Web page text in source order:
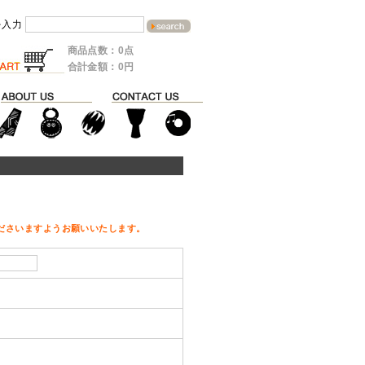
力
商品点数：0点
合計金額：0円
いますようお願いいたします。